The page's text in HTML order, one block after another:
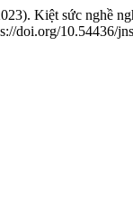
Kiệt sức nghề
doi.org/10.54436/